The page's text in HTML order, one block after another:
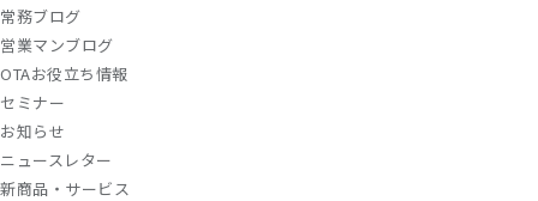
常務ブログ
営業マンブログ
OTAお役立ち情報
セミナー
お知らせ
ニュースレター
新商品・サービス